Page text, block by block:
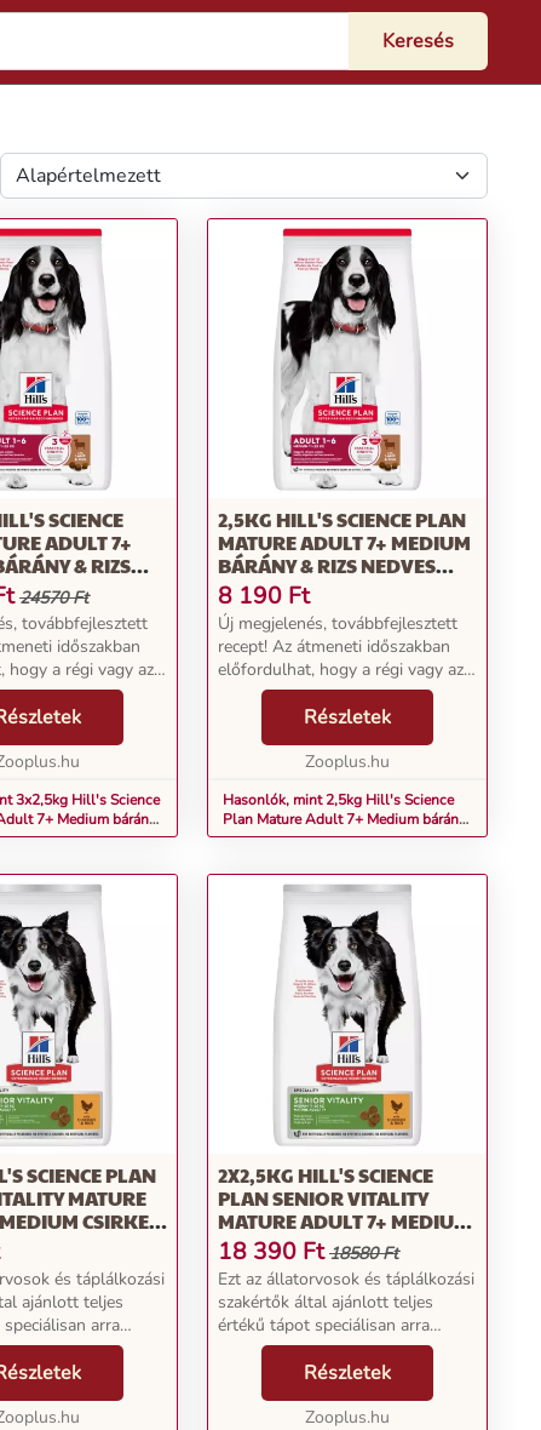
SCIENCE
ADULT 7+
& RIZS
24570 Ft
továbbfejlesztett
időszakban
hogy a régi vagy az
termékeket
Plan Mature
bárány rizs
3x2,5kg Hill's Science
7+ Medium bárány
2,5KG HILL'S SCIENCE PLAN
MATURE ADULT 7+ MEDIUM
BÁRÁNY & RIZS NEDVES
KUTYATÁP
8 190 Ft
Új megjelenés, továbbfejlesztett
recept! Az átmeneti időszakban
előfordulhat, hogy a régi vagy az
új dizájnnal ellátott termékeket
kap.A Hill's Science Plan Mature
Adult 7+ Medium bárány rizs
Részletek
Zooplus.hu
Hasonlók, mint 2,5kg Hill's Science
Plan Mature Adult 7+ Medium bárány
& rizs nedves kutyatáp
SCIENCE PLAN
MATURE
CSIRKE &
KUTYATÁP
és táplálkozási
ajánlott teljes
arra
ki, hogy optimálisan
7 év feletti közepes
jó közérzetük és
2X2,5KG HILL'S SCIENCE
PLAN SENIOR VITALITY
MATURE ADULT 7+ MEDIUM
CSIRKE & RIZS SZÁRAZ
KUTYATÁP
18 390 Ft 18580 Ft
Ezt az állatorvosok és táplálkozási
szakértők által ajánlott teljes
értékű tápot speciálisan arra
fejlesztették ki, hogy optimálisan
támogassa a 7 év feletti közepes
testű kutyákat jó közérzetük és
Részletek
Zooplus.hu